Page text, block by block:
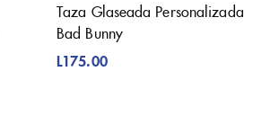
Taza Glaseada Personalizada
Bad Bunny
L175.00